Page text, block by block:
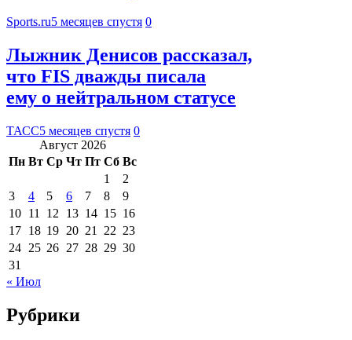
Sports.ru5 месяцев спустя 0
Лыжник Денисов рассказал,
что FIS дважды писала
ему о нейтральном статусе
ТАСС5 месяцев спустя 0
Август 2026
Пн Вт Ср Чт Пт Сб Вс
1
2
3
4 5 6 7 8
9
10 11 12 13 14 15 16
17 18 19 20 21 22 23
24 25 26 27 28 29 30
31
« Июл
Рубрики